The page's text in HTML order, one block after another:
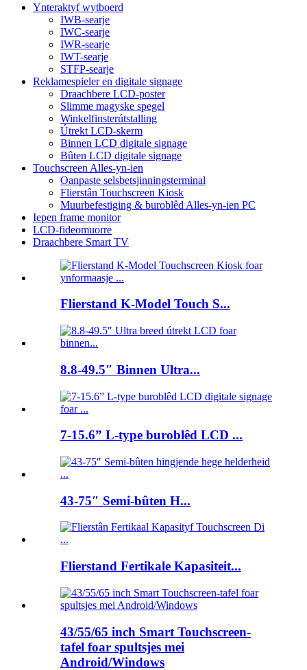
Ynteraktyf wytboerd
IWB-searje
IWC-searje
IWR-searje
IWT-searje
STFP-searje
Reklamespieler en digitale signage
Draachbere LCD-poster
Slimme magyske spegel
Winkelfinsterútstalling
Útrekt LCD-skerm
Binnen LCD digitale signage
Bûten LCD digitale signage
Touchscreen Alles-yn-ien
Oanpaste selsbetsjinningsterminal
Flierstân Touchscreen Kiosk
Muurbefestiging & buroblêd Alles-yn-ien PC
Iepen frame monitor
LCD-fideomuorre
Draachbere Smart TV
Flierstand K-Model Touch S...
8.8-49.5″ Binnen Ultra...
7-15.6” L-type buroblêd LCD ...
43-75″ Semi-bûten H...
Flierstand Fertikale Kapasiteit...
43/55/65 inch Smart Touchscreen-
tafel foar spultsjes mei
Android/Windows